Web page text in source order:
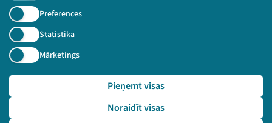
Preferences
Statistika
Mārketings
Noraidīt visas
Pieņemt visas
Piesakies jaunumiem!
Nepalaid garām aktuālāko informāciju!
Pieteikties